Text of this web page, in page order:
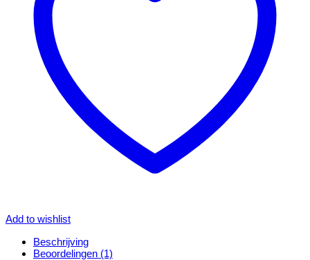
Add to wishlist
Beschrijving
Beoordelingen (1)